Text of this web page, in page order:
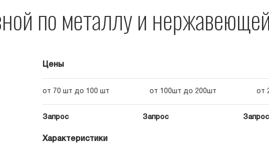
по металлу и
Цены
от 70 шт до 100 шт от 100шт до 200шт от
Запрос Запрос Запрос
Характеристики